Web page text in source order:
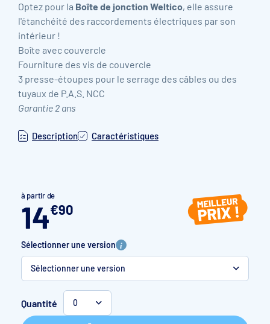
Optez pour la Boîte de jonction Weltico, elle assure
l'étanchéité des raccordements électriques par son
intérieur !
Boîte avec couvercle
Fourniture des vis de couvercle
3 presse-étoupes pour le serrage des câbles ou des
tuyaux de P.A.S. NCC
Garantie 2 ans
Description Caractéristiques
à partir de
14€90
Sélectionner une version
Sélectionner une version
Sable
Quantité 0